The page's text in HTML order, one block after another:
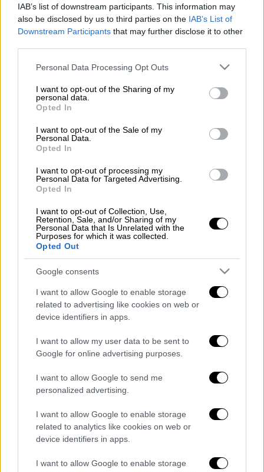
IAB’s list of downstream participants. This information may
also be disclosed by us to third parties on the IAB’s List of
Downstream Participants that may further disclose it to other
Please note that this website/app uses one or more Google
not limited to your visit or usage behaviour. You may click to
grant or deny consent to Google and its third-party tags to
use your data for below specified purposes in below Google
consent section.
Personal Data Processing Opt Outs
I want to opt-out of the Sharing of my
personal data.
Opted In
I want to opt-out of the Sale of my
Personal Data.
Opted In
I want to opt-out of processing my
Personal Data for Targeted Advertising.
Opted In
I want to opt-out of Collection, Use,
Retention, Sale, and/or Sharing of my
Personal Data that Is Unrelated with the
Purposes for which it was collected.
Opted Out
Google consents
I want to allow Google to enable storage
related to advertising like cookies on web or
device identifiers in apps.
I want to allow my user data to be sent to
Google for online advertising purposes.
I want to allow Google to send me
personalized advertising.
I want to allow Google to enable storage
related to analytics like cookies on web or
device identifiers in apps.
I want to allow Google to enable storage
Εκτέλεση
Ρίχνετε τη ζάχαρη, το νερό και τα
αφήνετε να πάρουν μια βράση. Στη
συνέχεια, χαμηλώνετε τη φωτιά και
ανακατεύετε πιέζοντας και τα ροδάκινα
να λιώσουν. Αφού διαλυθεί εντελώς η
ζάχαρη, σκεπάστε την κατσαρόλα,
αποσύρετέ την από τη φωτιά και
Εν τω μεταξύ, ετοιμάστε το τσάι (χύμα ή
φακελάκια) με τα 8 φλιτζάνια νερό.
γυάλινες φιάλες και βάλτε το στο
Υλικά
1 φλιτζάνι ζάχαρη
2 ώριμα ροδάκινα, σε λεπτές φέτες
και λίγο ακόμη για το σερβίρισμα
Για το τσάι
2-3 κουταλιές σούπας μαύρο τσάι (ή
3-4 σακουλάκια), ανάλογα με το
πόσο δυνατό το προτιμάτε
8 φλιτζάνια νερό